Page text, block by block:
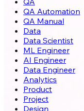
QA Automation
QA Manual
Data
Data Scientist
ML Engineer
AI Engineer
Data Engineer
Analytics
Product
Project
Design